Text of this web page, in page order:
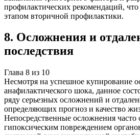
профилактических рекомендаций,
этапом вторичной профилактики.
8. Осложнения и
последствия
Глава 8 из 10
Несмотря на успешное купирование
анафилактического шока, данное
ряду серьезных осложнений и
определяющих прогноз и качество
Непосредственные осложнения часто
гипоксическим повреждением